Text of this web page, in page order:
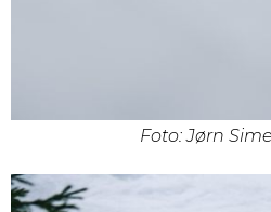
Foto: Jørn